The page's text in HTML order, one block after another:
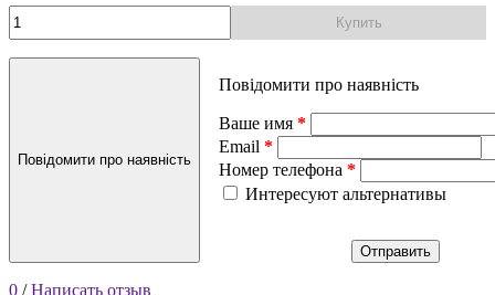
Купить
Повідомити про наявність
Повідомити про наявність
Ваше имя
Email
Номер телефона
Интересуют альтернативы
Отправить
0 /Написать отзыв